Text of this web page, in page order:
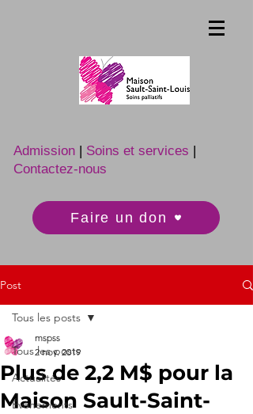
Admission | Soins et services |
Contactez-nous
Faire un don
Post
Tous les posts
Actualités
Événements
Tous les posts
Plus de 2,2 M$ pour la
Maison Sault-Saint-
mspss
2 nov. 2019